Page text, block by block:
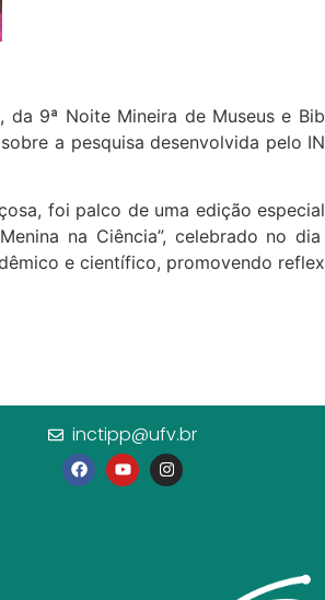
9ª Noite Mineira de Museus e
a pesquisa desenvolvida pelo
foi palco de uma edição
na Ciência”, celebrado no
e científico, promovendo
inctipp@ufv.br